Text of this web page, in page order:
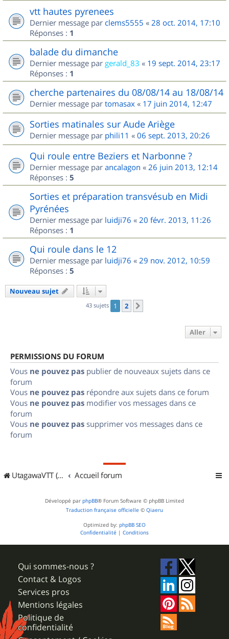
vtt hautes pyrenees
Dernier message par clems5555 « 28 oct. 2014, 17:10
Réponses : 1
balade du dimanche
Dernier message par gerald_83 « 19 sept. 2014, 23:17
Réponses : 1
cherche partenaires du 08/08/14 au 18/08/14
Dernier message par tomasax « 17 juin 2014, 12:47
Sorties matinales sur Aude Ariège
Dernier message par phili11 « 06 sept. 2013, 20:26
Qui roule entre Beziers et Narbonne ?
Dernier message par ancalagon « 26 juin 2013, 12:14
Réponses : 5
Sorties et préparation transvésub en Midi
Pyrénées
Dernier message par luidji76 « 20 févr. 2013, 11:26
Réponses : 1
Qui roule dans le 12
Dernier message par luidji76 « 29 nov. 2012, 10:59
Réponses : 5
Nouveau sujet
43 sujets 1 2
Aller
PERMISSIONS DU FORUM
Vous ne pouvez pas publier de nouveaux sujets dans ce
forum
Vous ne pouvez pas répondre aux sujets dans ce forum
Vous ne pouvez pas modifier vos messages dans ce
forum
Vous ne pouvez pas supprimer vos messages dans ce
forum
UtagawaVTT (Randos VTT et VTTAE avec traces GPS) Accueil forum
Développé par phpBB® Forum Software © phpBB Limited
Traduction française officielle © Qiaeru
Optimized by: phpBB SEO
Confidentialité | Conditions
Qui sommes-nous ?
Contact & Logos
Services pros
Mentions légales
Politique de
confidentialité